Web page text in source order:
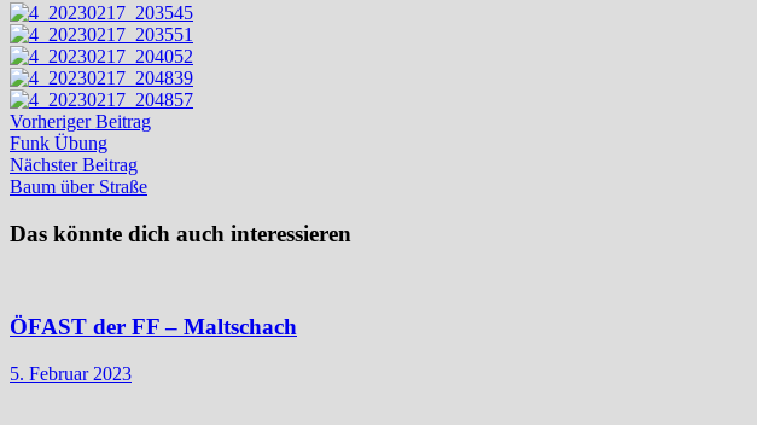
Beitragsnavigation
Vorheriger BeitragVorheriger
Funk Übung
Nächster BeitragNächster
Beitrag:
Baum über Straße
Das könnte dich auch interessieren
ÖFAST der FF – Maltschach
5. Februar 2023